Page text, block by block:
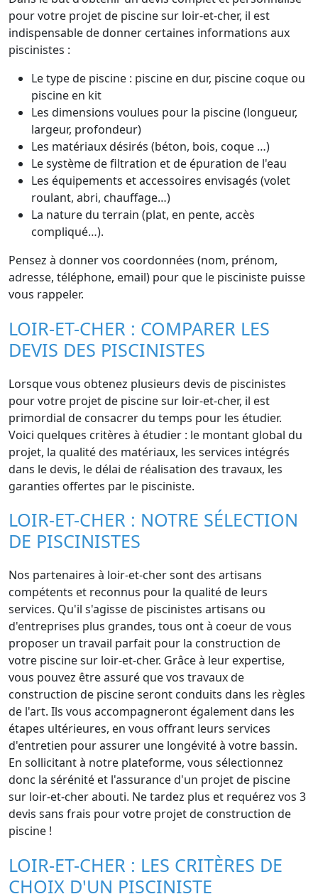
pour votre projet de piscine sur loir-et-cher, il est
indispensable de donner certaines informations aux
piscinistes :
Le type de piscine : piscine en dur, piscine coque ou
piscine en kit
Les dimensions voulues pour la piscine (longueur,
largeur, profondeur)
Les matériaux désirés (béton, bois, coque …)
Le système de filtration et de épuration de l'eau
Les équipements et accessoires envisagés (volet
roulant, abri, chauffage…)
La nature du terrain (plat, en pente, accès
compliqué…).
Pensez à donner vos coordonnées (nom, prénom,
adresse, téléphone, email) pour que le pisciniste puisse
vous rappeler.
LOIR-ET-CHER : COMPARER LES
DEVIS DES PISCINISTES
Lorsque vous obtenez plusieurs devis de piscinistes
pour votre projet de piscine sur loir-et-cher, il est
primordial de consacrer du temps pour les étudier.
Voici quelques critères à étudier : le montant global du
projet, la qualité des matériaux, les services intégrés
dans le devis, le délai de réalisation des travaux, les
garanties offertes par le pisciniste.
LOIR-ET-CHER : NOTRE SÉLECTION
DE PISCINISTES
Nos partenaires à loir-et-cher sont des artisans
compétents et reconnus pour la qualité de leurs
services. Qu'il s'agisse de piscinistes artisans ou
d'entreprises plus grandes, tous ont à coeur de vous
proposer un travail parfait pour la construction de
votre piscine sur loir-et-cher. Grâce à leur expertise,
vous pouvez être assuré que vos travaux de
construction de piscine seront conduits dans les règles
de l'art. Ils vous accompagneront également dans les
étapes ultérieures, en vous offrant leurs services
d'entretien pour assurer une longévité à votre bassin.
En sollicitant à notre plateforme, vous sélectionnez
donc la sérénité et l'assurance d'un projet de piscine
sur loir-et-cher abouti. Ne tardez plus et requérez vos 3
devis sans frais pour votre projet de construction de
piscine !
LOIR-ET-CHER : LES CRITÈRES DE
CHOIX D'UN PISCINISTE